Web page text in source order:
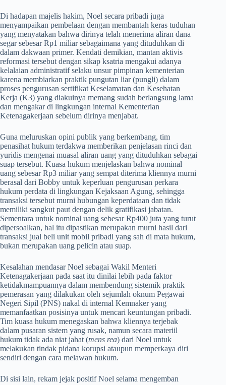
​Di hadapan majelis hakim, Noel secara pribadi juga
menyampaikan pembelaan dengan membantah keras tuduhan
yang menyatakan bahwa dirinya telah menerima aliran dana
segar sebesar Rp1 miliar sebagaimana yang dituduhkan di
dalam dakwaan primer. Kendati demikian, mantan aktivis
reformasi tersebut dengan sikap ksatria mengakui adanya
kelalaian administratif selaku unsur pimpinan kementerian
karena membiarkan praktik pungutan liar (pungli) dalam
proses pengurusan sertifikat Keselamatan dan Kesehatan
Kerja (K3) yang diakuinya memang sudah berlangsung lama
dan mengakar di lingkungan internal Kementerian
Ketenagakerjaan sebelum dirinya menjabat.
​Guna meluruskan opini publik yang berkembang, tim
penasihat hukum terdakwa memberikan penjelasan rinci dan
yuridis mengenai muasal aliran uang yang dituduhkan sebagai
suap tersebut. Kuasa hukum menjelaskan bahwa nominal
uang sebesar Rp3 miliar yang sempat diterima kliennya murni
berasal dari Bobby untuk keperluan pengurusan perkara
hukum perdata di lingkungan Kejaksaan Agung, sehingga
transaksi tersebut murni hubungan keperdataan dan tidak
memiliki sangkut paut dengan delik gratifikasi jabatan.
Sementara untuk nominal uang sebesar Rp400 juta yang turut
dipersoalkan, hal itu dipastikan merupakan murni hasil dari
transaksi jual beli unit mobil pribadi yang sah di mata hukum,
bukan merupakan uang pelicin atau suap.
​Kesalahan mendasar Noel sebagai Wakil Menteri
Ketenagakerjaan pada saat itu dinilai lebih pada faktor
ketidakmampuannya dalam membendung sistemik praktik
pemerasan yang dilakukan oleh sejumlah oknum Pegawai
Negeri Sipil (PNS) nakal di internal Kemnaker yang
memanfaatkan posisinya untuk mencari keuntungan pribadi.
Tim kuasa hukum menegaskan bahwa kliennya terjebak
dalam pusaran sistem yang rusak, namun secara materiil
hukum tidak ada niat jahat (mens rea) dari Noel untuk
melakukan tindak pidana korupsi ataupun memperkaya diri
sendiri dengan cara melawan hukum.
​Di sisi lain, rekam jejak positif Noel selama mengemban